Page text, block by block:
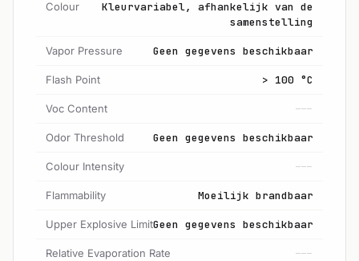
Colour
Kleurvariabel, afhankelijk van de
samenstelling
Vapor Pressure Geen gegevens beschikbaar
Flash Point > 100 °C
Voc Content ---
Odor Threshold Geen gegevens beschikbaar
Colour Intensity ---
Flammability Moeilijk brandbaar
Upper Explosive LimitGeen gegevens beschikbaar
Relative Evaporation Rate ---